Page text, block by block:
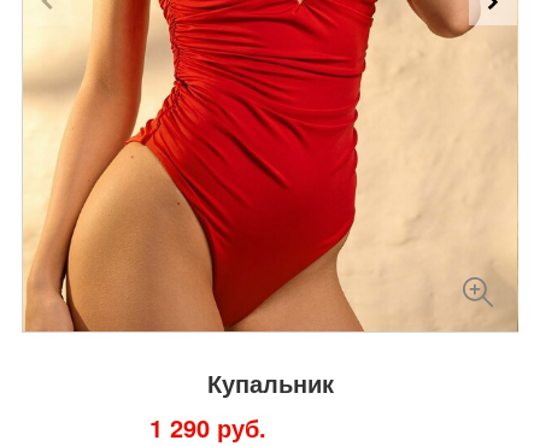
Купальник
1 290 руб.